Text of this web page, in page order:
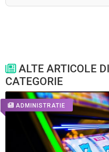
ALTE ARTICOLE
CATEGORIE
ADMINISTRATIE